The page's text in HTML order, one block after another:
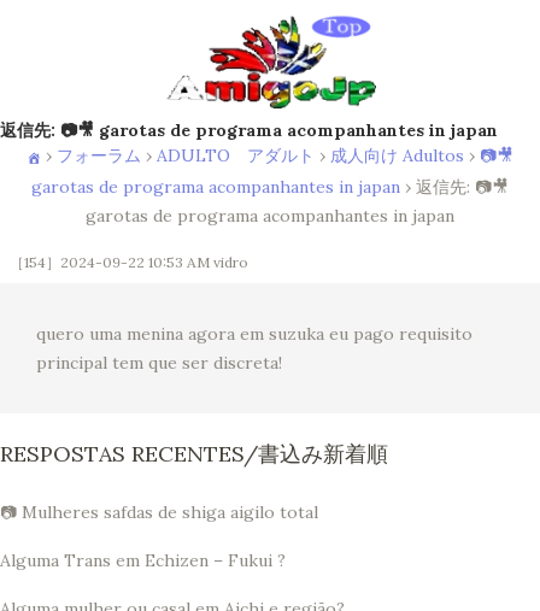
返信先: 📷🎥 garotas de programa acompanhantes in japan
› フォーラム › ADULTO アダルト › 成人向け Adultos › 📷🎥
garotas de programa acompanhantes in japan › 返信先: 📷🎥
garotas de programa acompanhantes in japan
［154］2024-09-22 10:53 AM vidro
quero uma menina agora em suzuka eu pago requisito
principal tem que ser discreta!
RESPOSTAS RECENTES/書込み新着順
📷 Mulheres safdas de shiga aigilo total
Alguma Trans em Echizen – Fukui ?